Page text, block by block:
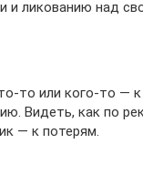
и ликованию над
то или кого-то —
Видеть, как по
— к потерям.